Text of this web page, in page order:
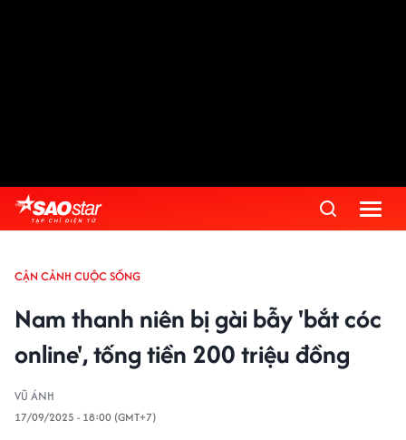
CẬN CẢNH CUỘC SỐNG
Nam thanh niên bị gài bẫy 'bắt cóc
online', tống tiền 200 triệu đồng
VŨ ÁNH
17/09/2025 - 18:00 (GMT+7)